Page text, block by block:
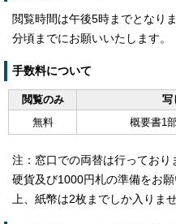
閲覧時間は午後5時までとなり
分頃までにお願いいたします。
手数料について
閲覧のみ
写
無料
概要書1
注：窓口での両替は行ってお
硬貨及び1000円札の準備をお
上、紙幣は2枚までしか入りませ